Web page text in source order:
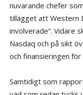
nuvarande chefer
tillägget att Western
involverade”. Vidare
Nasdaq och på sikt
och finansieringen
Samtidigt som